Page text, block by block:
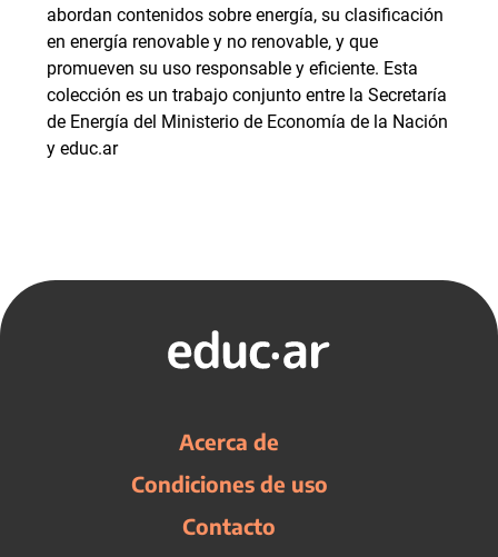
abordan contenidos sobre energía, su clasificación
en energía renovable y no renovable, y que
promueven su uso responsable y eficiente. Esta
colección es un trabajo conjunto entre la Secretaría
de Energía del Ministerio de Economía de la Nación
y educ.ar
Acerca de
Condiciones de uso
Contacto